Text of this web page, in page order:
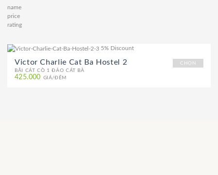
name
price
rating
5% Discount
CHỌN
Victor Charlie Cat Ba Hostel 2
BÃI CÁT CÒ 1 ĐẢO CÁT BÀ
425.000 GIÁ/ĐÊM